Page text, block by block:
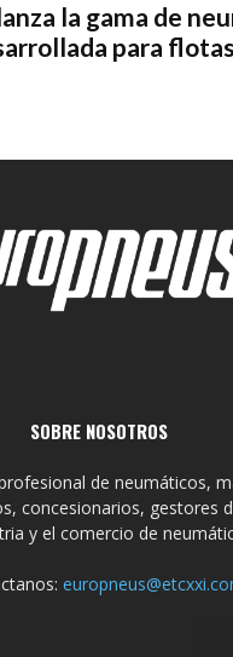
la gama de
para
SOBRE NOSOTROS
de neumáticos,
concesionarios, gestores
y el comercio de